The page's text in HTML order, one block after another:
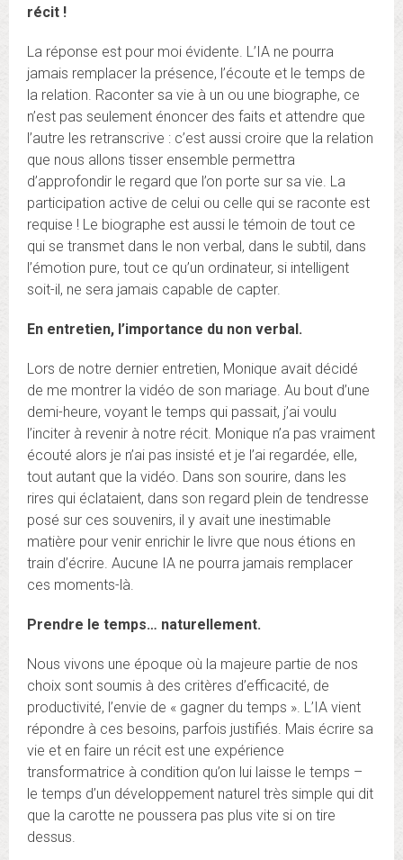
récit !
La réponse est pour moi évidente. L’IA ne pourra
jamais remplacer la présence, l’écoute et le temps de
la relation. Raconter sa vie à un ou une biographe, ce
n’est pas seulement énoncer des faits et attendre que
l’autre les retranscrive : c’est aussi croire que la relation
que nous allons tisser ensemble permettra
d’approfondir le regard que l’on porte sur sa vie. La
participation active de celui ou celle qui se raconte est
requise ! Le biographe est aussi le témoin de tout ce
qui se transmet dans le non verbal, dans le subtil, dans
l’émotion pure, tout ce qu’un ordinateur, si intelligent
soit-il, ne sera jamais capable de capter.
En entretien, l’importance du non verbal.
Lors de notre dernier entretien, Monique avait décidé
de me montrer la vidéo de son mariage. Au bout d’une
demi-heure, voyant le temps qui passait, j’ai voulu
l’inciter à revenir à notre récit. Monique n’a pas vraiment
écouté alors je n’ai pas insisté et je l’ai regardée, elle,
tout autant que la vidéo. Dans son sourire, dans les
rires qui éclataient, dans son regard plein de tendresse
posé sur ces souvenirs, il y avait une inestimable
matière pour venir enrichir le livre que nous étions en
train d’écrire. Aucune IA ne pourra jamais remplacer
ces moments-là.
Prendre le temps… naturellement.
Nous vivons une époque où la majeure partie de nos
choix sont soumis à des critères d’efficacité, de
productivité, l’envie de « gagner du temps ». L’IA vient
répondre à ces besoins, parfois justifiés. Mais écrire sa
vie et en faire un récit est une expérience
transformatrice à condition qu’on lui laisse le temps –
le temps d’un développement naturel très simple qui dit
que la carotte ne poussera pas plus vite si on tire
dessus.